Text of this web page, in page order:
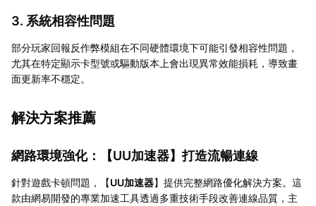
3. 系統相容性問題
部分玩家回報反作弊模組在不同硬體環境下可能引發相容性問題，
尤其在特定顯示卡型號或驅動版本上會出現異常效能損耗，導致畫
面更新率不穩定。
解決方案推薦
網路環境強化：【UU加速器】打造流暢連線
針對遊戲卡頓問題，【UU加速器】提供完整網路優化解決方案。這
款由網易開發的專業加速工具透過多重技術手段改善連線品質，主